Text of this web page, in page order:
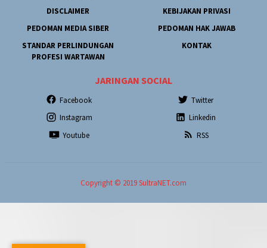
DISCLAIMER
KEBIJAKAN PRIVASI
PEDOMAN MEDIA SIBER
PEDOMAN HAK JAWAB
STANDAR PERLINDUNGAN
PROFESI WARTAWAN
KONTAK
JARINGAN SOCIAL
Facebook
Twitter
Instagram
Linkedin
Youtube
RSS
Copyright © 2019 SultraNET.com